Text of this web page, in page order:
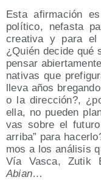
Esta afir­ma­ción
polí­ti­co, nefas­ta
crea­ti­va y para el
¿Quién deci­de qué
pen­sar
na­ti­vas que
lle­va años
o la direc­ción?,
ella, no pue­den
vas sobre el
arri­ba
para
mos a los aná­li­sis
Vía Vas­ca, Zutik
Abian…